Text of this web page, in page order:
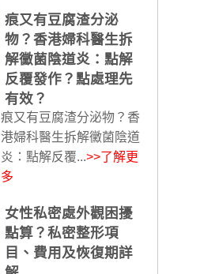
痕又有豆腐渣分泌
物？香港婦科醫生拆
解黴菌陰道炎：點解
反覆發作？點處理先
有效？
痕又有豆腐渣分泌物？香
港婦科醫生拆解黴菌陰道
炎：點解反覆...>>了解更
多
女性私密處外觀困擾
點算？私密整形項
目、費用及恢復期詳